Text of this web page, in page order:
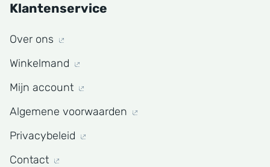
Klantenservice
Over ons
Winkelmand
Mijn account
Algemene voorwaarden
Privacybeleid
Contact